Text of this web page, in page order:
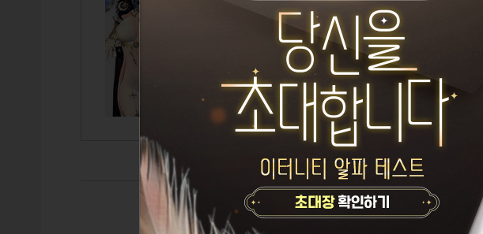
설정된 오늘의 한마디가 없습니다.
TITLE
설레는 새해를 맞이하며
GUILD
설정된 길드가 없습니다.
CAIRDE
최강의편의점군단